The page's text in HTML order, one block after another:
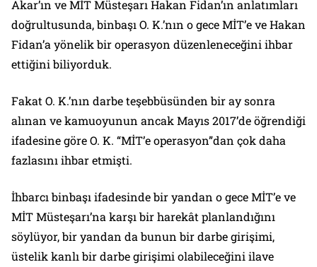
Akar’ın ve MİT Müsteşarı Hakan Fidan’ın anlatımları
doğrultusunda, binbaşı O. K.’nın o gece MİT’e ve Hakan
Fidan’a yönelik bir operasyon düzenleneceğini ihbar
ettiğini biliyorduk.
Fakat O. K.’nın darbe teşebbüsünden bir ay sonra
alınan ve kamuoyunun ancak Mayıs 2017’de öğrendiği
ifadesine göre O. K. “MİT’e operasyon”dan çok daha
fazlasını ihbar etmişti.
İhbarcı binbaşı ifadesinde bir yandan o gece MİT’e ve
MİT Müsteşarı’na karşı bir harekât planlandığını
söylüyor, bir yandan da bunun bir darbe girişimi,
üstelik kanlı bir darbe girişimi olabileceğini ilave